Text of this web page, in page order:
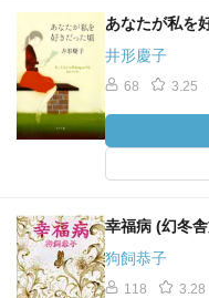
あなたが私を
井形慶子
68 3.25
幸福病 (幻冬
狗飼恭子
118 3.28